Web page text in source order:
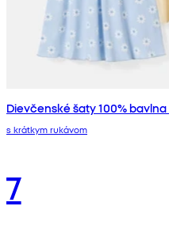
Dievčenské šaty 100%
s krátkym rukávom
7